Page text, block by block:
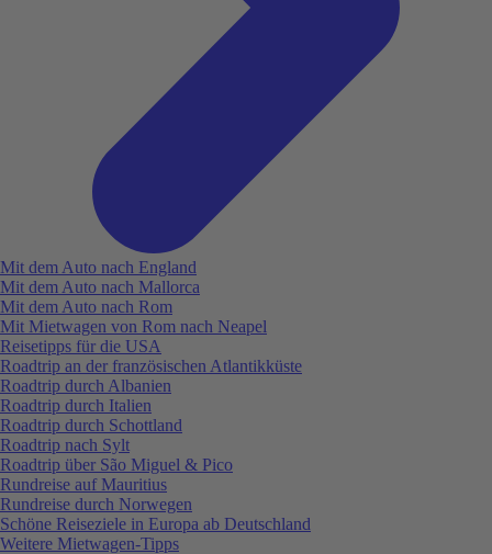
Mit dem Auto nach England
Mit dem Auto nach Mallorca
Mit dem Auto nach Rom
Mit Mietwagen von Rom nach Neapel
Reisetipps für die USA
Roadtrip an der französischen Atlantikküste
Roadtrip durch Albanien
Roadtrip durch Italien
Roadtrip durch Schottland
Roadtrip nach Sylt
Roadtrip über São Miguel & Pico
Rundreise auf Mauritius
Rundreise durch Norwegen
Schöne Reiseziele in Europa ab Deutschland
Weitere Mietwagen-Tipps